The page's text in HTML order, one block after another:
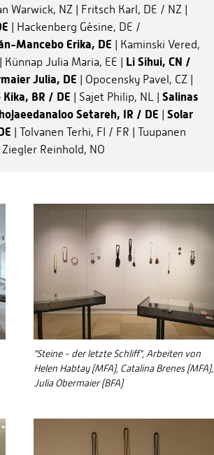
Warwick, NZ | Fritsch Karl, DE / NZ |
| Hackenberg Gésine, DE /
Mancebo Erika, DE | Kaminski Vered,
Julia Maria, EE | Li Sihui, CN /
Julia, DE | Opocensky Pavel, CZ |
Kika, BR / DE | Sajet Philip, NL | Salinas
Setareh, IR / DE
Solar
| Tolvanen Terhi, FI / FR | Tuupanen
Ziegler Reinhold, NO
"Steine - der letzte Schliff", Arbeiten von
Helen Habtay (MFA), Catalina Brenes (MFA),
Julia Obermaier (BFA)